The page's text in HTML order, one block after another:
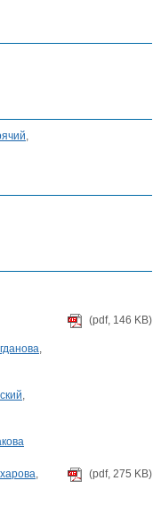
,
,
(pdf, 146 KB)
,
,
(pdf, 275 KB)